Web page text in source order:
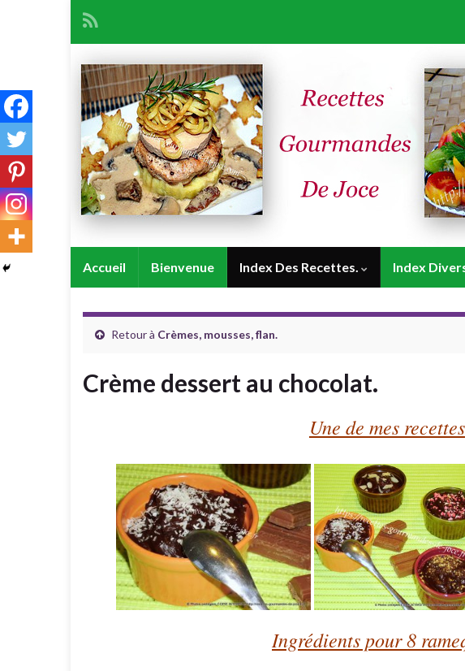
Accueil Bienvenue Index Des Recettes. Index
Retour à Crèmes, mousses, flan.
Crème dessert au chocolat.
Une de mes recettes
Ingrédients pour 8